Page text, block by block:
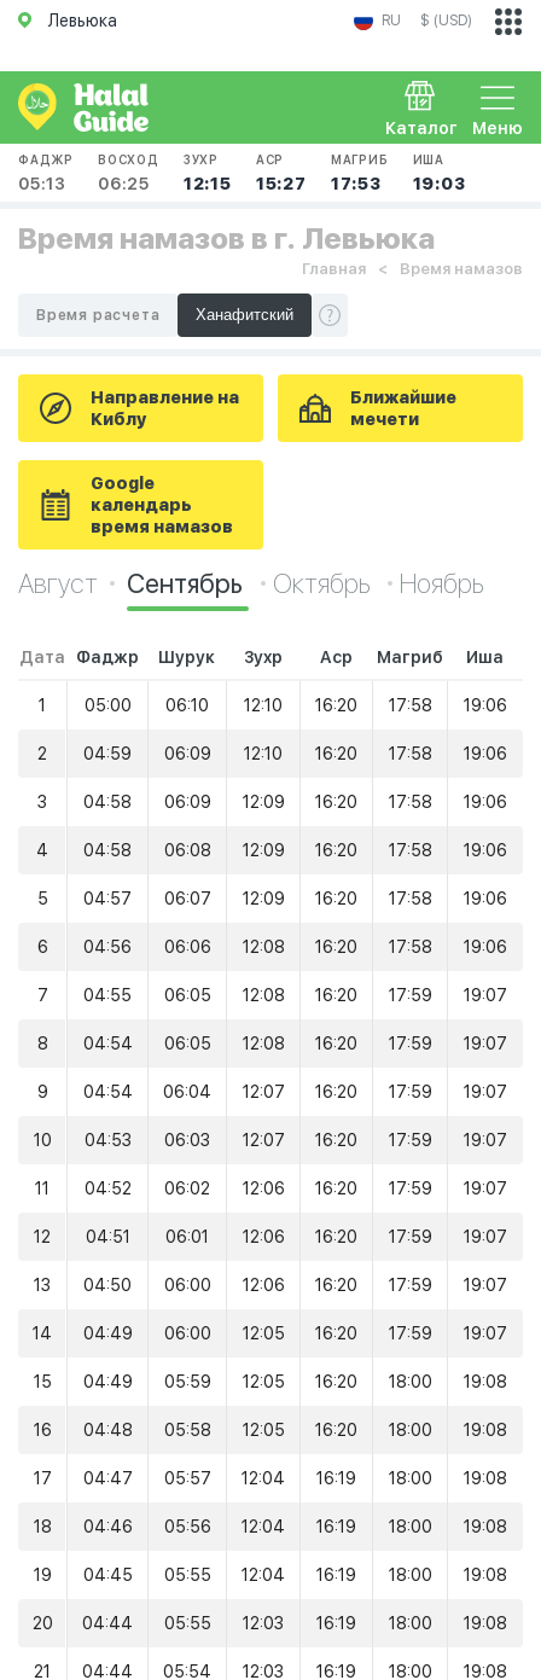
Левьюка RU $ (USD)
Меню
Каталог
ФАДЖР
05:13
ВОСХОД
06:25
ЗУХР
12:15
АСР
15:27
МАГРИБ
17:53
ИША
19:03
Время намазов в г. Левьюка
Главная Время намазов
Время расчета
Направление на
Киблу
Ближайшие
мечети
Google
календарь
время намазов
Август Сентябрь Октябрь Ноябрь
Дата Фаджр Шурук Зухр Аср Магриб Иша
1 05:00 06:10 12:10 16:20 17:58 19:06
2 04:59 06:09 12:10 16:20 17:58 19:06
3 04:58 06:09 12:09 16:20 17:58 19:06
4 04:58 06:08 12:09 16:20 17:58 19:06
5 04:57 06:07 12:09 16:20 17:58 19:06
6 04:56 06:06 12:08 16:20 17:58 19:06
7 04:55 06:05 12:08 16:20 17:59 19:07
8 04:54 06:05 12:08 16:20 17:59 19:07
9 04:54 06:04 12:07 16:20 17:59 19:07
10 04:53 06:03 12:07 16:20 17:59 19:07
11 04:52 06:02 12:06 16:20 17:59 19:07
12 04:51 06:01 12:06 16:20 17:59 19:07
13 04:50 06:00 12:06 16:20 17:59 19:07
14 04:49 06:00 12:05 16:20 17:59 19:07
15 04:49 05:59 12:05 16:20 18:00 19:08
16 04:48 05:58 12:05 16:20 18:00 19:08
17 04:47 05:57 12:04 16:19 18:00 19:08
18 04:46 05:56 12:04 16:19 18:00 19:08
19 04:45 05:55 12:04 16:19 18:00 19:08
20 04:44 05:55 12:03 16:19 18:00 19:08
21 04:44 05:54 12:03 16:19 18:00 19:08